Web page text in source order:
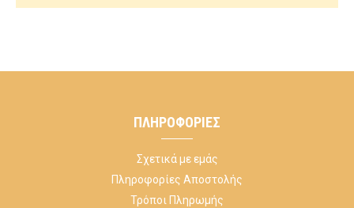
ΠΛΗΡΟΦΟΡΊΕΣ
Σχετικά με εμάς
Πληροφορίες Αποστολής
Τρόποι Πληρωμής